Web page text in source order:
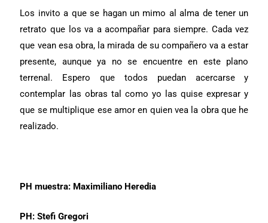
Los invito a que se hagan un mimo al alma de tener un
retrato que los va a acompañar para siempre. Cada vez
que vean esa obra, la mirada de su compañero va a estar
presente, aunque ya no se encuentre en este plano
terrenal. Espero que todos puedan acercarse y
contemplar las obras tal como yo las quise expresar y
que se multiplique ese amor en quien vea la obra que he
realizado.
PH muestra: Maximiliano Heredia
PH: Stefi Gregori